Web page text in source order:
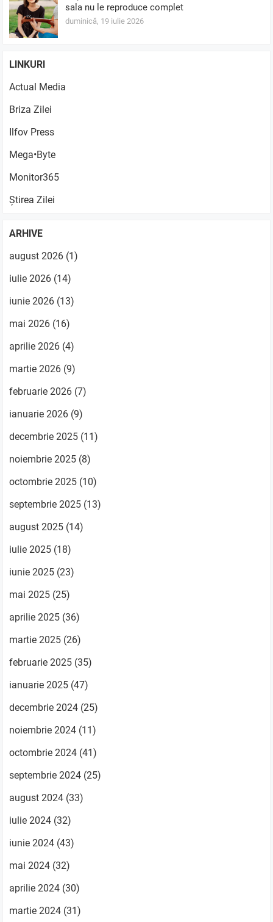
sala nu le reproduce complet
duminică, 19 iulie 2026
LINKURI
Actual Media
Briza Zilei
Ilfov Press
Mega•Byte
Monitor365
Știrea Zilei
ARHIVE
august 2026 (1)
iulie 2026 (14)
iunie 2026 (13)
mai 2026 (16)
aprilie 2026 (4)
martie 2026 (9)
februarie 2026 (7)
ianuarie 2026 (9)
decembrie 2025 (11)
noiembrie 2025 (8)
octombrie 2025 (10)
septembrie 2025 (13)
august 2025 (14)
iulie 2025 (18)
iunie 2025 (23)
mai 2025 (25)
aprilie 2025 (36)
martie 2025 (26)
februarie 2025 (35)
ianuarie 2025 (47)
decembrie 2024 (25)
noiembrie 2024 (11)
octombrie 2024 (41)
septembrie 2024 (25)
august 2024 (33)
iulie 2024 (32)
iunie 2024 (43)
mai 2024 (32)
aprilie 2024 (30)
martie 2024 (31)